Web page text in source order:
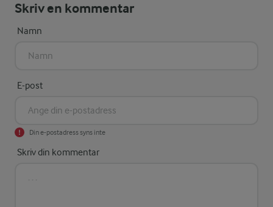
Skriv en kommentar
Namn
E-post
Din e-postadress syns inte
Skriv din kommentar